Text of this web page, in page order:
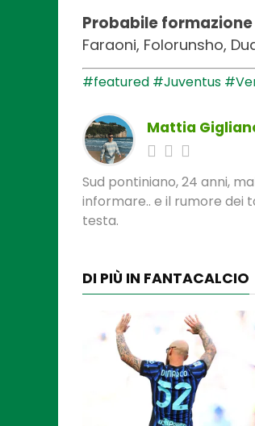
Probabile
Faraoni, Folorunsho,
#featured #Juventus
Mattia
Sud pontiniano, 24 anni,
informare.. e il rumore dei
testa.
DI PIÙ IN FANTACALCIO